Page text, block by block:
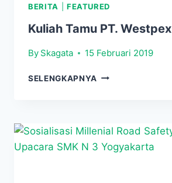
BERITA FEATURED
Kuliah Tamu PT. Westpex
By Skagata 15 Februari 2019
SELENGKAPNYA KULIAH